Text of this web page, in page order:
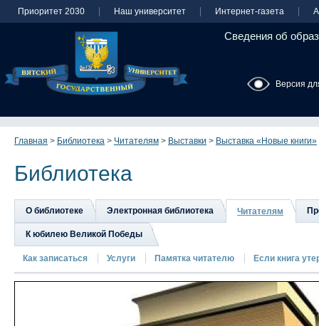
Приоритет 2030 Наш университет Интернет-газета
Сведения об
Версия
Главная > Библиотека > Читателям > Выставки > Выставка «Новые книги»
Библиотека
О библиотеке Электронная библиотека Читателям
К юбилею Великой Победы
Как записаться Услуги Памятка читателю Если книга